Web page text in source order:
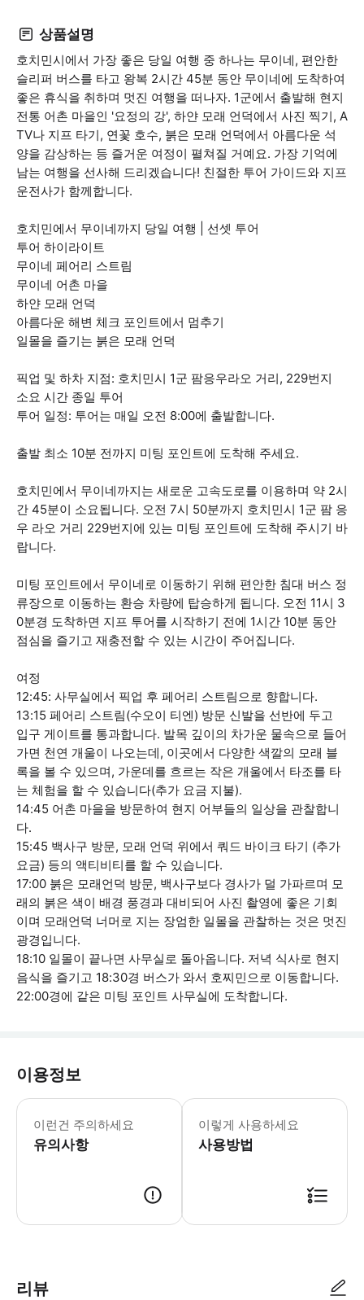
상품설명
호치민시에서 가장 좋은 당일 여행 중 하나는 무이네, 편안한
슬리퍼 버스를 타고 왕복 2시간 45분 동안 무이네에 도착하여
좋은 휴식을 취하며 멋진 여행을 떠나자. 1군에서 출발해 현지
전통 어촌 마을인 '요정의 강', 하얀 모래 언덕에서 사진 찍기, A
TV나 지프 타기, 연꽃 호수, 붉은 모래 언덕에서 아름다운 석
양을 감상하는 등 즐거운 여정이 펼쳐질 거예요. 가장 기억에
남는 여행을 선사해 드리겠습니다! 친절한 투어 가이드와 지프
운전사가 함께합니다.
호치민에서 무이네까지 당일 여행 | 선셋 투어
투어 하이라이트
무이네 페어리 스트림
무이네 어촌 마을
하얀 모래 언덕
아름다운 해변 체크 포인트에서 멈추기
일몰을 즐기는 붉은 모래 언덕
픽업 및 하차 지점: 호치민시 1군 팜응우라오 거리, 229번지
소요 시간 종일 투어
투어 일정: 투어는 매일 오전 8:00에 출발합니다.
출발 최소 10분 전까지 미팅 포인트에 도착해 주세요.
호치민에서 무이네까지는 새로운 고속도로를 이용하며 약 2시
간 45분이 소요됩니다. 오전 7시 50분까지 호치민시 1군 팜 응
우 라오 거리 229번지에 있는 미팅 포인트에 도착해 주시기 바
랍니다.
미팅 포인트에서 무이네로 이동하기 위해 편안한 침대 버스 정
류장으로 이동하는 환승 차량에 탑승하게 됩니다. 오전 11시 3
0분경 도착하면 지프 투어를 시작하기 전에 1시간 10분 동안
점심을 즐기고 재충전할 수 있는 시간이 주어집니다.
여정
12:45: 사무실에서 픽업 후 페어리 스트림으로 향합니다.
13:15 페어리 스트림(수오이 티엔) 방문 신발을 선반에 두고
입구 게이트를 통과합니다. 발목 깊이의 차가운 물속으로 들어
가면 천연 개울이 나오는데, 이곳에서 다양한 색깔의 모래 블
록을 볼 수 있으며, 가운데를 흐르는 작은 개울에서 타조를 타
는 체험을 할 수 있습니다(추가 요금 지불).
14:45 어촌 마을을 방문하여 현지 어부들의 일상을 관찰합니
다.
15:45 백사구 방문, 모래 언덕 위에서 쿼드 바이크 타기 (추가
요금) 등의 액티비티를 할 수 있습니다.
17:00 붉은 모래언덕 방문, 백사구보다 경사가 덜 가파르며 모
래의 붉은 색이 배경 풍경과 대비되어 사진 촬영에 좋은 기회
이며 모래언덕 너머로 지는 장엄한 일몰을 관찰하는 것은 멋진
광경입니다.
18:10 일몰이 끝나면 사무실로 돌아옵니다. 저녁 식사로 현지
음식을 즐기고 18:30경 버스가 와서 호찌민으로 이동합니다.
22:00경에 같은 미팅 포인트 사무실에 도착합니다.
이용정보
이런건 주의하세요
유의사항
자세한 내용은 WhatsApp 또는 이메
이렇게 사용하세요
사용방법
리뷰